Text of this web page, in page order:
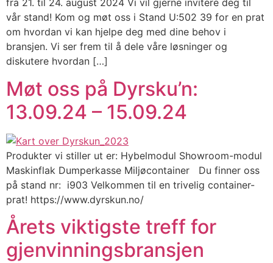
fra 21. til 24. august 2024 Vi vil gjerne invitere deg til
vår stand! Kom og møt oss i Stand U:502 39 for en prat
om hvordan vi kan hjelpe deg med dine behov i
bransjen. Vi ser frem til å dele våre løsninger og
diskutere hvordan […]
Møt oss på Dyrsku’n:
13.09.24 – 15.09.24
Produkter vi stiller ut er: Hybelmodul Showroom-modul
Maskinflak Dumperkasse Miljøcontainer Du finner oss
på stand nr: i903 Velkommen til en trivelig container-
prat! https://www.dyrskun.no/
Årets viktigste treff for
gjenvinningsbransjen